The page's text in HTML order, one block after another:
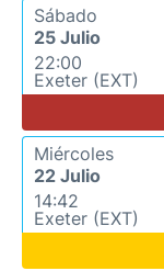
Sábado
25 Julio
22:00
Exeter (EXT)
Miércoles
22 Julio
14:42
Exeter (EXT)